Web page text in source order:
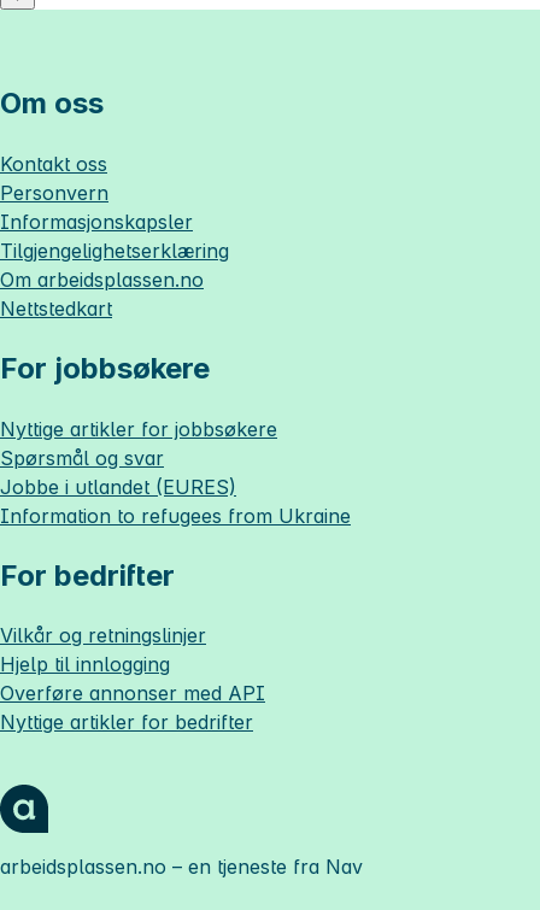
Om oss
Kontakt oss
Personvern
Informasjonskapsler
Tilgjengelighetserklæring
Om arbeidsplassen.no
Nettstedkart
For jobbsøkere
Nyttige artikler for jobbsøkere
Spørsmål og svar
Jobbe i utlandet (EURES)
Information to refugees from Ukraine
For bedrifter
Vilkår og retningslinjer
Hjelp til innlogging
Overføre annonser med API
Nyttige artikler for bedrifter
arbeidsplassen.no – en tjeneste fra Nav